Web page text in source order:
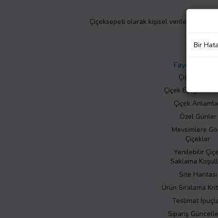
Çiçeksepeti olarak kişisel verilerinizin
Faydalı Bilgiler
Çiçek Bakımı
Çiçek Eşliğinde
Çiçek
Özel Günler
Mevsimlere
Çiçekler
Yenilebilir
Saklama
Site Haritası
Ürün Sıralama
Teslimat
Sipariş
Bir